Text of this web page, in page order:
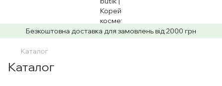
Безкоштовна доставка для замовлень від 2000 грн
Каталог
Каталог